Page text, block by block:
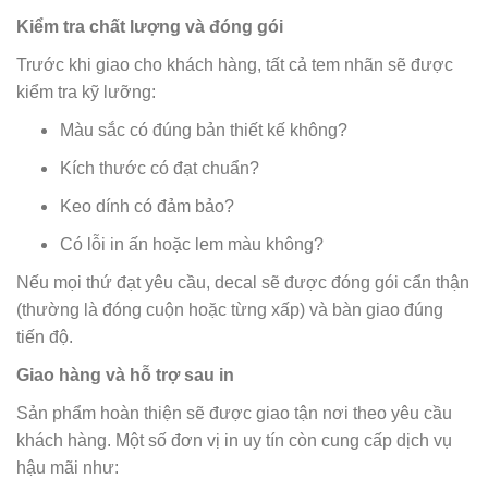
Kiểm tra chất lượng và đóng gói
Trước khi giao cho khách hàng, tất cả tem nhãn sẽ được
kiểm tra kỹ lưỡng:
Màu sắc có đúng bản thiết kế không?
Kích thước có đạt chuẩn?
Keo dính có đảm bảo?
Có lỗi in ấn hoặc lem màu không?
Nếu mọi thứ đạt yêu cầu, decal sẽ được đóng gói cẩn thận
(thường là đóng cuộn hoặc từng xấp) và bàn giao đúng
tiến độ.
Giao hàng và hỗ trợ sau in
Sản phẩm hoàn thiện sẽ được giao tận nơi theo yêu cầu
khách hàng. Một số đơn vị in uy tín còn cung cấp dịch vụ
hậu mãi như: